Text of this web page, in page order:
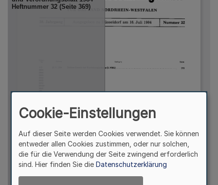
Cookie-Einstellungen
Auf dieser Seite werden Cookies verwendet. Sie können
entweder allen Cookies zustimmen, oder nur solchen,
die für die Verwendung der Seite zwingend erforderlich
sind. Hier finden Sie die Datenschutzerklärung